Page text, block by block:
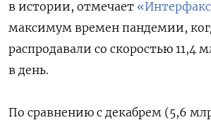
в истории, отмечает
максимум времен пандемии,
распродавали со скоростью 11,4
в день.
По сравнению с декабрем (5,6